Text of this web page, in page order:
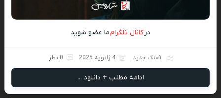
درکانال تلگرامما عضو شوید
آهنگ جدید 4 ژانویه 2025 0 نظر
ادامه مطلب + دانلود ...